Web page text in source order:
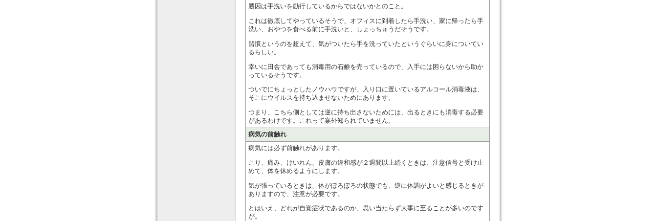
勝因は手洗いを励行しているからではないかとのこと。
これは徹底してやっているそうで、オフィスに到着したら手洗い、家に帰ったら手
洗い、おやつを食べる前に手洗いと、しょっちゅうだそうです。
習慣というのを超えて、気がついたら手を洗っていたというぐらいに身についてい
るらしい。
幸いに田舎であっても消毒用の石鹸を売っているので、入手には困らないから助か
っているそうです。
ついでにちょっとしたノウハウですが、入り口に置いているアルコール消毒液は、
そこにウイルスを持ち込ませないためにあります。
つまり、こちら側としては逆に持ち出さないためには、出るときにも消毒する必要
があるわけです。これって案外知られていません。
病気の前触れ
病気には必ず前触れがあります。
こり、痛み、けいれん、皮膚の違和感が２週間以上続くときは、注意信号と受け止
めて、体を休めるようにします。
気が張っているときは、体がぼろぼろの状態でも、逆に体調がよいと感じるときが
ありますので、注意が必要です。
とはいえ、どれが自覚症状であるのか、思い当たらず大事に至ることが多いのです
が。